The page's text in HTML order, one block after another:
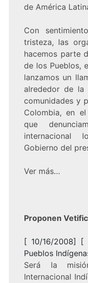
de América
Con
tristeza, las
hacemos parte
de los Pueblos,
lanzamos un
alrededor de
comunidades y
Colombia, en
que
internacional
Gobierno del
Ver más…
Proponen
[ 10/16/2008]
Pueblos
Será la
Internacional